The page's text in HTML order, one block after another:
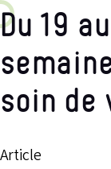
Du 19
soin
Article